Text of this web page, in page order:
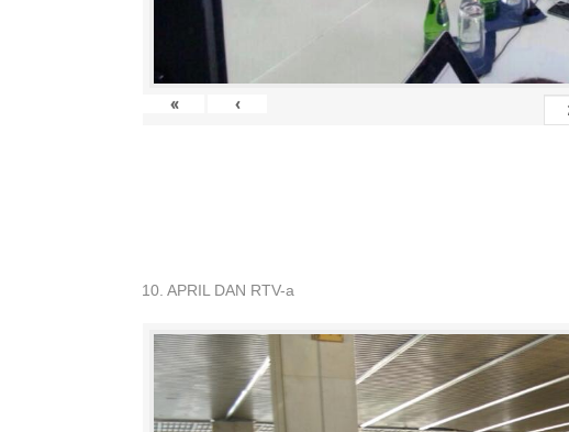
« ‹
10. APRIL DAN RTV-a